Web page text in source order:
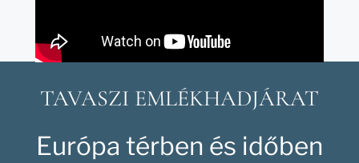
TAVASZI EMLÉKHADJÁRAT
Európa térben és időben